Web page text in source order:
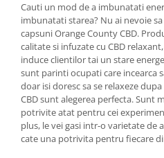
Cauti un mod de a imbunatati
imbunatati starea? Nu ai nevoie
capsuni Orange County CBD.
calitate si infuzate cu CBD
induce clientilor tai un stare
sunt parinti ocupati care incearca
doar isi doresc sa se relaxeze
CBD sunt alegerea perfecta. Sunt
potrivite atat pentru cei
plus, le vei gasi intr-o varietate de
cate una potrivita pentru fiecare